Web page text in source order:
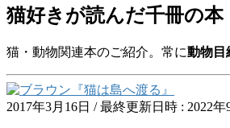
プ
動
猫好きが読んだ千冊の本
猫・動物関連本のご紹介。常に動物目
2017年3月16日 / 最終更新日時 : 2022年